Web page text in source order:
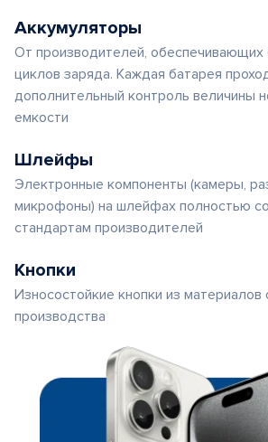
Аккумуляторы
От производителей, обеспечивающих
циклов заряда. Каждая батарея
дополнительный контроль величины
емкости
Шлейфы
Электронные компоненты (камеры,
микрофоны) на шлейфах полностью
стандартам производителей
Кнопки
Износостойкие кнопки из материалов
производства